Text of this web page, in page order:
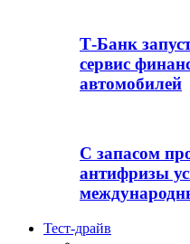
Т-Банк
сервис
автомобилей
С запасом
антифризы
Тест-драйв